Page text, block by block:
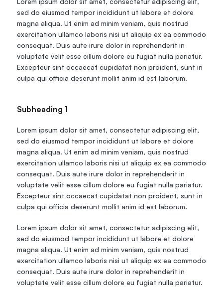
Travel Data
Web Scraping Popular
Ads Verification
SERP/SEO Scraping
Price Monitoring
All Use Cases
sed do eiusmod tempor incididunt ut labore et dolore
magna aliqua. Ut enim ad minim veniam, quis nostrud
exercitation ullamco laboris nisi ut aliquip ex ea commodo
consequat. Duis aute irure dolor in reprehenderit in
voluptate velit esse cillum dolore eu fugiat nulla pariatur.
Excepteur sint occaecat cupidatat non proident, sunt in
culpa qui officia deserunt mollit anim id est laborum.
Subheading 1
Lorem ipsum dolor sit amet, consectetur adipiscing elit,
sed do eiusmod tempor incididunt ut labore et dolore
magna aliqua. Ut enim ad minim veniam, quis nostrud
exercitation ullamco laboris nisi ut aliquip ex ea commodo
consequat. Duis aute irure dolor in reprehenderit in
voluptate velit esse cillum dolore eu fugiat nulla pariatur.
Excepteur sint occaecat cupidatat non proident, sunt in
culpa qui officia deserunt mollit anim id est laborum.
Lorem ipsum dolor sit amet, consectetur adipiscing elit,
sed do eiusmod tempor incididunt ut labore et dolore
magna aliqua. Ut enim ad minim veniam, quis nostrud
exercitation ullamco laboris nisi ut aliquip ex ea commodo
consequat. Duis aute irure dolor in reprehenderit in
voluptate velit esse cillum dolore eu fugiat nulla pariatur.